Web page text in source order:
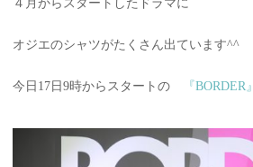
４月からスタートしたドラマに
オジエのシャツがたくさん出ています^^
今日17日9時からスタートの 『BORDER』